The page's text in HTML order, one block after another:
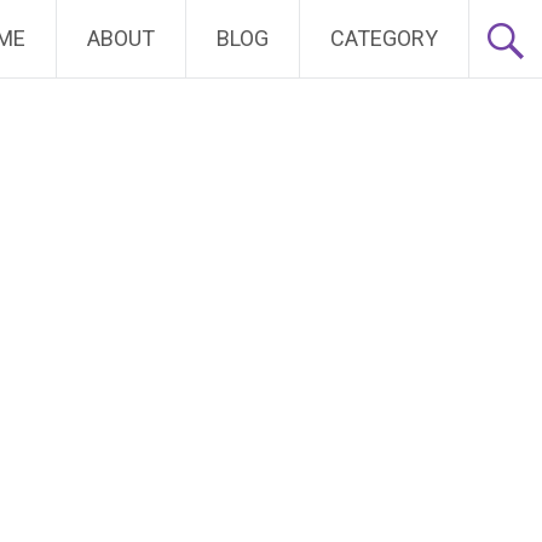
ABOUT BLOG CATEGORY